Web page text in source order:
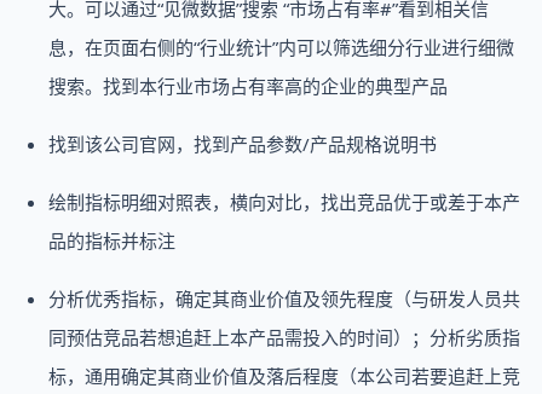
大。可以通过“见微数据”搜索 “市场占有率#”看到相关信
息，在页面右侧的“行业统计”内可以筛选细分行业进行细微
搜索。找到本行业市场占有率高的企业的典型产品
找到该公司官网，找到产品参数/产品规格说明书
绘制指标明细对照表，横向对比，找出竞品优于或差于本产
品的指标并标注
分析优秀指标，确定其商业价值及领先程度（与研发人员共
同预估竞品若想追赶上本产品需投入的时间）；分析劣质指
标，通用确定其商业价值及落后程度（本公司若要追赶上竞